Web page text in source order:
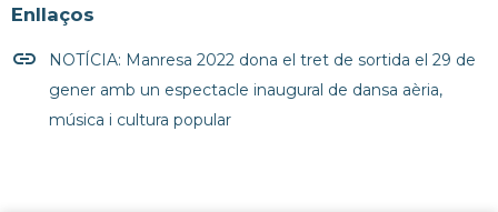
Enllaços
insert_link
NOTÍCIA: Manresa 2022 dona el tret de sortida el 29 de
gener amb un espectacle inaugural de dansa aèria,
música i cultura popular